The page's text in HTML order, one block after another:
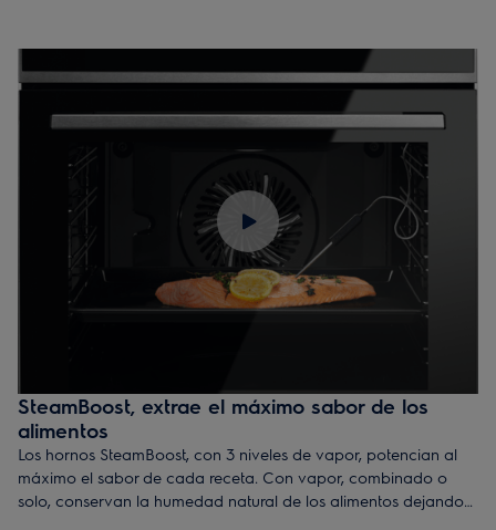
SteamBoost, extrae el máximo sabor de los
alimentos
Los hornos SteamBoost, con 3 niveles de vapor, potencian al
máximo el sabor de cada receta. Con vapor, combinado o
solo, conservan la humedad natural de los alimentos dejando